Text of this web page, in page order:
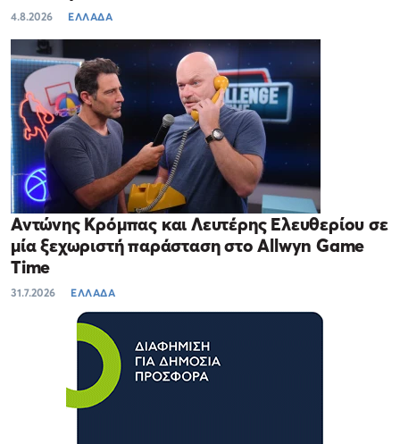
4.8.2026 ΕΛΛΑΔΑ
Αντώνης Κρόμπας και Λευτέρης Ελευθερίου σε
μία ξεχωριστή παράσταση στο Allwyn Game
Time
31.7.2026 ΕΛΛΑΔΑ